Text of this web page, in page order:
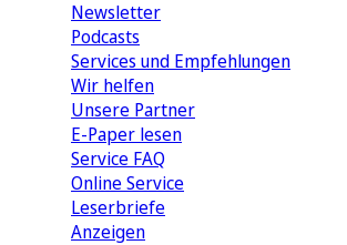
Newsletter
Podcasts
Services und Empfehlungen
Wir helfen
Unsere Partner
E-Paper lesen
Service FAQ
Online Service
Leserbriefe
Anzeigen